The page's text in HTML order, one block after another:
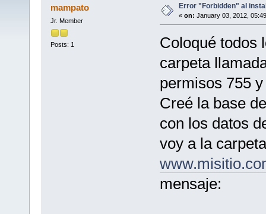
mampato
Jr. Member
Posts: 1
Error "Forbidden" al
« on: January 03, 2012,
Coloqué todos
carpeta
permisos 755
Creé la base
con los datos
voy a la
mensaje: